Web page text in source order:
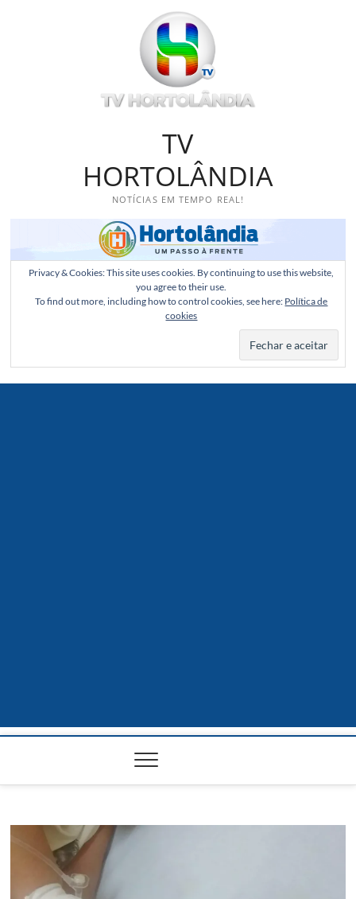
TV
HORTOLÂNDIA
NOTÍCIAS EM TEMPO REAL!
Privacy & Cookies: This site uses cookies. By continuing to use this website,
you agree to their use.
To find out more, including how to control cookies, see here: Política de
cookies